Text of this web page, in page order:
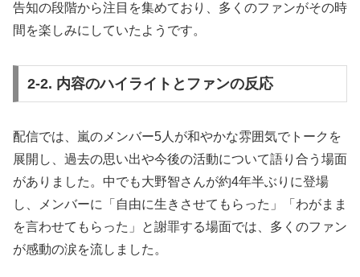
告知の段階から注目を集めており、多くのファンがその時
間を楽しみにしていたようです。
2-2. 内容のハイライトとファンの反応
配信では、嵐のメンバー5人が和やかな雰囲気でトークを
展開し、過去の思い出や今後の活動について語り合う場面
がありました。中でも大野智さんが約4年半ぶりに登場
し、メンバーに「自由に生きさせてもらった」「わがまま
を言わせてもらった」と謝罪する場面では、多くのファン
が感動の涙を流しました。